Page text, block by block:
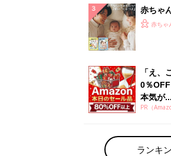
赤ちゃ
ひよ」
赤ちゃ
「え、
0％
本気が...
PR（
ランキ